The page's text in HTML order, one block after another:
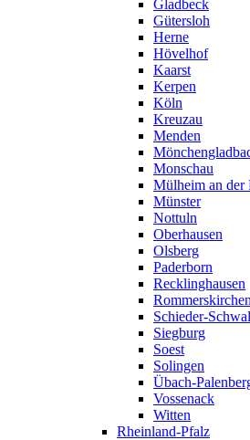
Gladbeck
Gütersloh
Herne
Hövelhof
Kaarst
Kerpen
Köln
Kreuzau
Menden
Monschau
Mülheim an der
Münster
Nottuln
Oberhausen
Olsberg
Paderborn
Recklinghausen
Rommerskirchen
Schieder-
Siegburg
Soest
Solingen
Übach-
Vossenack
Witten
Rheinland-Pfalz